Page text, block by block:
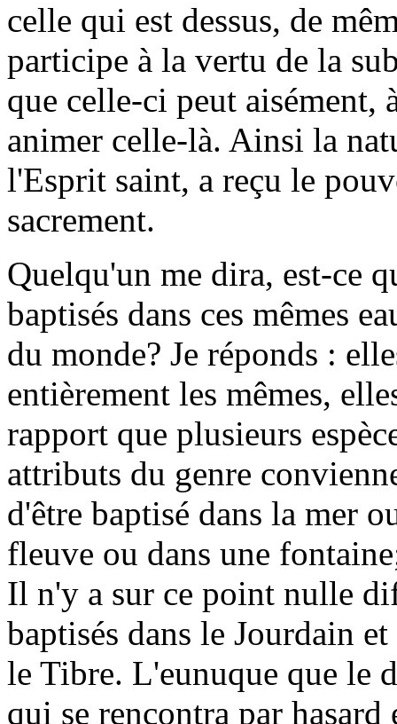
celle qui est dessus, de
participe à la vertu de la
que celle-ci peut aisément,
animer celle-là. Ainsi la
l'Esprit saint, a reçu le
sacrement.
Quelqu'un me dira, est-ce
baptisés dans ces mêmes
du monde? Je réponds :
entièrement les mêmes,
rapport que plusieurs
attributs du genre
d'être baptisé dans la mer
fleuve ou dans une
Il n'y a sur ce point nulle
baptisés dans le Jourdain
le Tibre. L'eunuque que le
qui se rencontra par